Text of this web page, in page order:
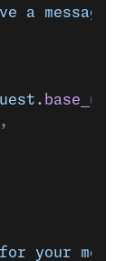
a
base_url
,
your